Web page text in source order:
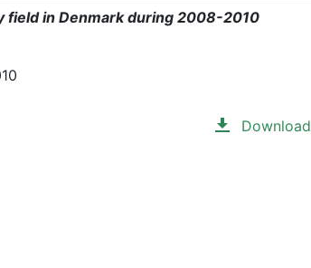
field in Denmark during 2008-2010
Download